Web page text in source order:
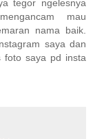
tegor ngelesnya
mau
nama baik.
saya dan
foto saya pd insta